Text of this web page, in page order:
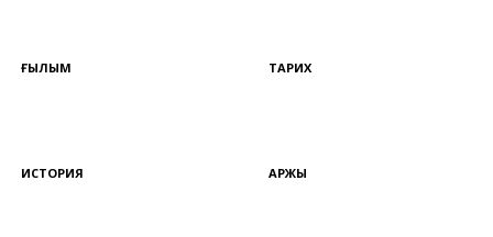
ҒЫЛЫМ ТАРИХ
ИСТОРИЯ ҚАРЖЫ